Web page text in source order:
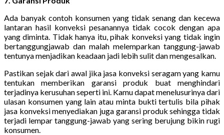
Ada banyak contoh konsumen yang tidak senang dan kecewa
lantaran hasil konveksi pesanannya tidak cocok dengan apa
yang diminta. Tidak hanya itu, pihak konveksi yang tidak ingin
bertanggungjawab dan malah melemparkan tanggung-jawab
tentunya menjadikan keadaan jadi lebih sulit dan mengesalkan.
Pastikan sejak dari awal jika jasa konveksi seragam yang kamu
tentukan memberikan garansi produk buat menghindari
terjadinya kerusuhan seperti ini. Kamu dapat menelusurinya dari
ulasan konsumen yang lain atau minta bukti tertulis bila pihak
jasa konveksi menyediakan juga garansi produk sehingga tidak
terjadi lempar tanggung-jawab yang sering berujung bikin rugi
konsumen.